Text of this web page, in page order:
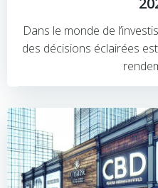
Dans le monde de
des décisions éclairées